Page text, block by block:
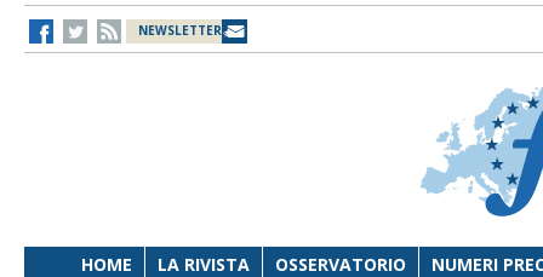
NEWSLETTER
HOME LA RIVISTA OSSERVATORIO NUMERI